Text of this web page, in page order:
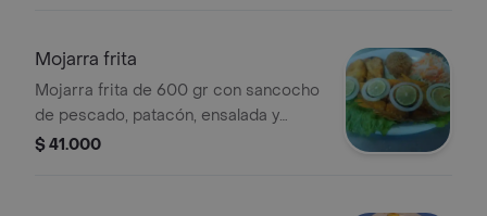
Mojarra frita
Mojarra frita de 600 gr con sancocho
de pescado, patacón, ensalada y
arroz a elección.
$ 41.000